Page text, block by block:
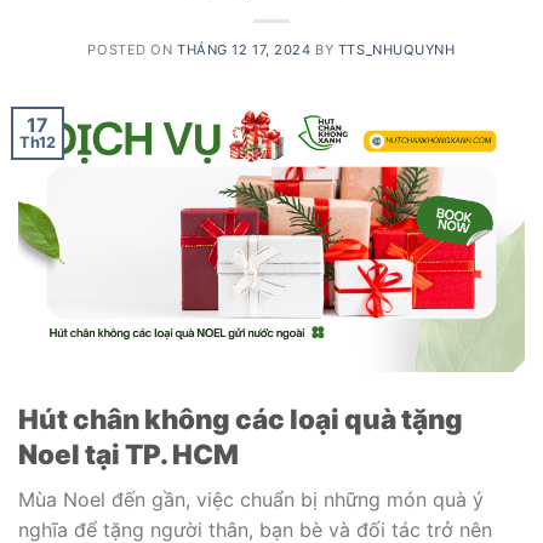
POSTED ONTHÁNG 12 17, 2024 BY TTS_NHUQUYNH
17
Th12
Hút chân không các loại quà tặng
Noel tại TP. HCM
Mùa Noel đến gần, việc chuẩn bị những món quà ý
nghĩa để tặng người thân, bạn bè và đối tác trở nên